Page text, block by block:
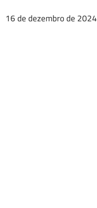
16 de dezembro de 2024